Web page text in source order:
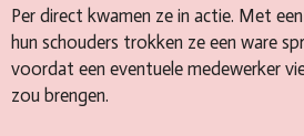
Per direct kwamen ze in actie. Met
hun schouders trokken ze een ware
voordat een eventuele medewerker
zou brengen.